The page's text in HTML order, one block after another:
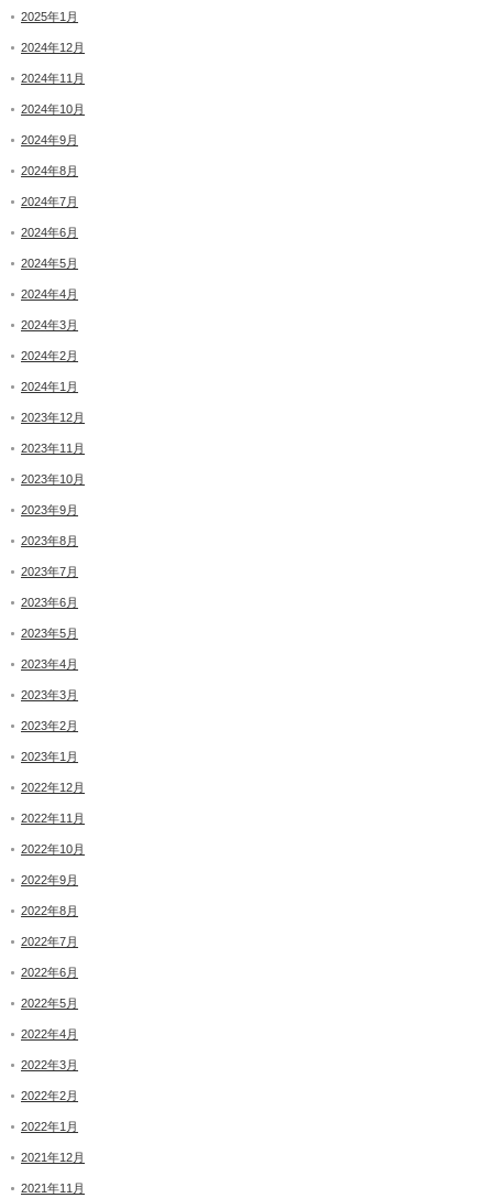
2025年1月
2024年12月
2024年11月
2024年10月
2024年9月
2024年8月
2024年7月
2024年6月
2024年5月
2024年4月
2024年3月
2024年2月
2024年1月
2023年12月
2023年11月
2023年10月
2023年9月
2023年8月
2023年7月
2023年6月
2023年5月
2023年4月
2023年3月
2023年2月
2023年1月
2022年12月
2022年11月
2022年10月
2022年9月
2022年8月
2022年7月
2022年6月
2022年5月
2022年4月
2022年3月
2022年2月
2022年1月
2021年12月
2021年11月